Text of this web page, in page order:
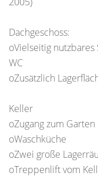
Dachgeschoss:
oVielseitig
WC
oZusätzlich
Keller
oZugang zum Garten
oWaschküche
oZwei große
oTreppenlift vom